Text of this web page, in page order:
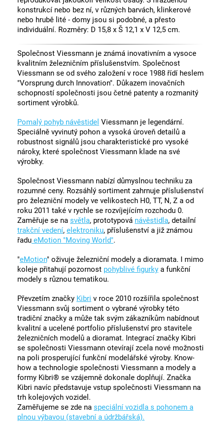
konstrukcí nebo bez ní, v různých barvách, klinkerové
nebo hrubě lité - domy jsou si podobné, a přesto
individuální. Rozměry: D 15,8 x Š 12,1 x V 12,5 cm.
Společnost Viessmann je známá inovativním a vysoce
kvalitním železničním příslušenstvím. Společnost
Viessmann se od svého založení v roce 1988 řídí heslem
"Vorsprung durch Innovation". Důkazem inovačních
schopností společnosti jsou četné patenty a rozmanitý
sortiment výrobků.
Pomalý pohyb návěstidel Viessmann je legendární.
Speciálně vyvinutý pohon a vysoká úroveň detailů a
robustnost signálů jsou charakteristické pro vysoké
nároky, které společnost Viessmann klade na své
výrobky.
Společnost Viessmann nabízí důmyslnou techniku za
rozumné ceny. Rozsáhlý sortiment zahrnuje příslušenství
pro železniční modely ve velikostech H0, TT, N, Z a od
roku 2011 také v rychle se rozvíjejícím rozchodu 0.
Zaměřuje se na světla, prototypová návěstidla, detailní
trakční vedení, elektroniku, příslušenství a již známou
řadu eMotion "Moving World".
"eMotion" oživuje železniční modely a dioramata. I mimo
koleje přitahují pozornost pohyblivé figurky a funkční
modely s různou tematikou.
Převzetím značky Kibri v roce 2010 rozšířila společnost
Viessmann svůj sortiment o vybrané výrobky této
tradiční značky a může tak svým zákazníkům nabídnout
kvalitní a ucelené portfolio příslušenství pro stavitele
železničních modelů a dioramat. Integrací značky Kibri
se společnosti Viessmann otevírají zcela nové možnosti
na poli prosperující funkční modelářské výroby. Know-
how a technologie společnosti Viessmann a modely a
formy Kibri® se vzájemně dokonale doplňují. Značka
Kibri navíc představuje vstup společnosti Viessmann na
trh kolejových vozidel.
Zaměřujeme se zde na speciální vozidla s pohonem a
plnou výbavou (stavební a údržbářská).